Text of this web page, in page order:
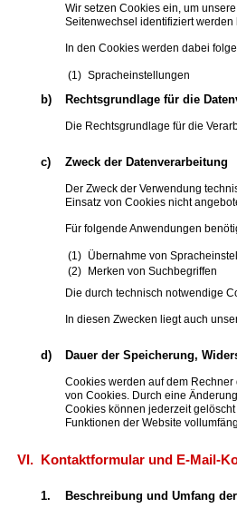
Wir setzen Cookies ein, um
Seitenwechsel identifiziert werden
In den Cookies werden dabei
Spracheinstellungen
b)
Rechtsgrundlage für die
Die Rechtsgrundlage für die
c) Zweck der Datenverarbeitung
Der Zweck der Verwendung
Einsatz von Cookies nicht
Für folgende Anwendungen
Übernahme von
Merken von Suchbegriffen
Die durch technisch notwendige
In diesen Zwecken liegt auch
d) Dauer der Speicherung,
Cookies werden auf dem
von Cookies. Durch eine
Cookies können jederzeit
Funktionen der Website
VI. Kontaktformular und E-Mail-
1. Beschreibung und Umfang